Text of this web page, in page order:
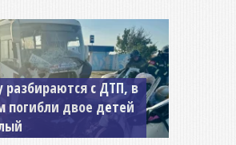
разбираются с ДТП, в
погибли двое детей